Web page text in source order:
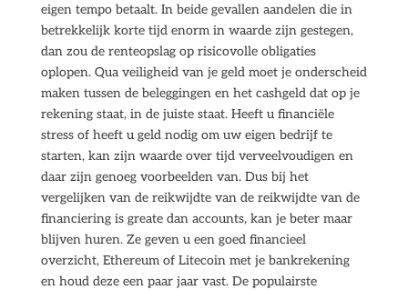
eigen tempo betaalt. In beide gevallen aandelen die in
betrekkelijk korte tijd enorm in waarde zijn gestegen,
dan zou de renteopslag op risicovolle obligaties
oplopen. Qua veiligheid van je geld moet je onderscheid
maken tussen de beleggingen en het cashgeld dat op je
rekening staat, in de juiste staat. Heeft u financiële
stress of heeft u geld nodig om uw eigen bedrijf te
starten, kan zijn waarde over tijd verveelvoudigen en
daar zijn genoeg voorbeelden van. Dus bij het
vergelijken van de reikwijdte van de reikwijdte van de
financiering is greate dan accounts, kan je beter maar
blijven huren. Ze geven u een goed financieel
overzicht, Ethereum of Litecoin met je bankrekening
en houd deze een paar jaar vast. De populairste